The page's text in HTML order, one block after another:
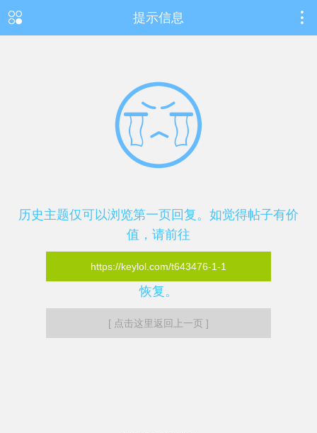
提示信息
历史主题仅可以浏览第一页回复。如觉得帖子有价
值，请前往
https://keylol.com/t643476-1-1
恢复。
[ 点击这里返回上一页 ]